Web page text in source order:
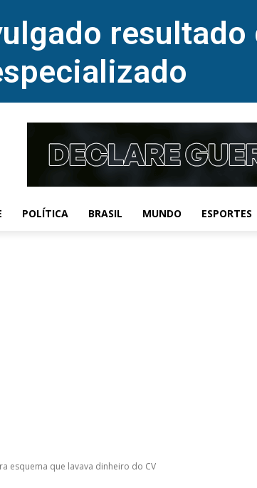
POLÍTICA BRASIL MUNDO ESPORTES
esquema que lavava dinheiro do CV